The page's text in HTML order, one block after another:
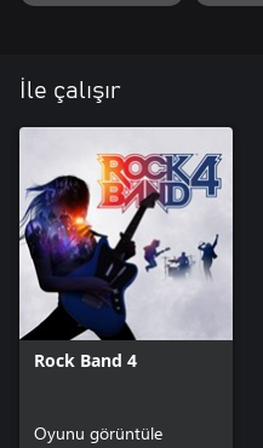
İle çalışır
Rock Band 4
Oyunu görüntüle